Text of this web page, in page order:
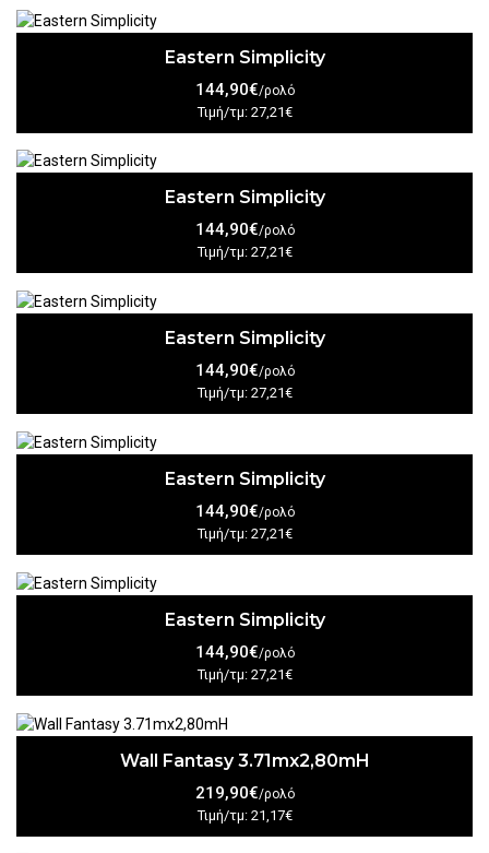
Eastern Simplicity
144,90€/ρολό
Τιμή/τμ: 27,21€
Eastern Simplicity
144,90€/ρολό
Τιμή/τμ: 27,21€
Eastern Simplicity
144,90€/ρολό
Τιμή/τμ: 27,21€
Eastern Simplicity
144,90€/ρολό
Τιμή/τμ: 27,21€
Eastern Simplicity
144,90€/ρολό
Τιμή/τμ: 27,21€
Wall Fantasy 3.71mx2,80mH
219,90€/ρολό
Τιμή/τμ: 21,17€